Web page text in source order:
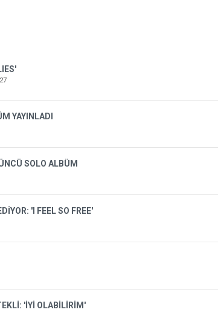
YAYINLADI
SOLO ALBÜM
'I FEEL SO FREE'
'İYİ OLABİLİRİM'